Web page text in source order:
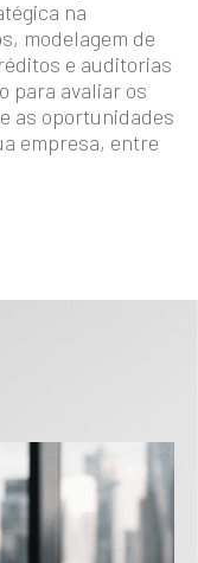
na
modelagem de
e auditorias
para avaliar os
as oportunidades
empresa, entre